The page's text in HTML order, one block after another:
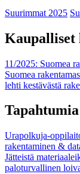
Suurimmat 2025
11/2025: Suomea
Suomea
lehti kestävästä
Tapahtumia
Urapolkuja-
rakentaminen &
Jätteistä
paloturvallinen